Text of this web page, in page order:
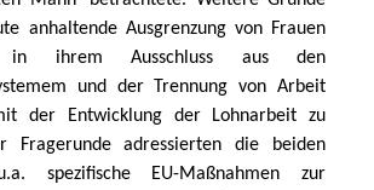
anhaltende Ausgrenzung von Frauen
ihrem Ausschluss aus den
und der Trennung von Arbeit
der Entwicklung der Lohnarbeit zu
Fragerunde adressierten die beiden
spezifische EU-Maßnahmen zur